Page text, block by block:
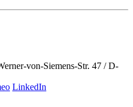
von-Siemens-Str. 47 / D-
LinkedIn